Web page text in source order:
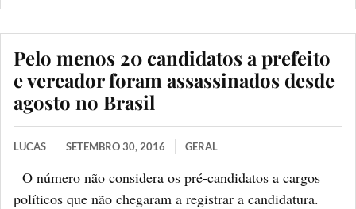
Pelo menos 20 candidatos a prefeito
e vereador foram assassinados desde
agosto no Brasil
LUCAS SETEMBRO 30, 2016 GERAL
O número não considera os pré-candidatos a cargos
políticos que não chegaram a registrar a candidatura.